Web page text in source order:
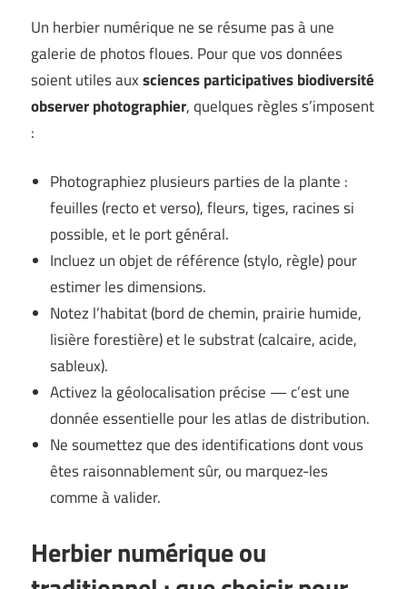
Un herbier numérique ne se résume pas à une
galerie de photos floues. Pour que vos données
soient utiles auxsciences participatives biodiversité
observer photographier, quelques règles s’imposent
:
Photographiez plusieurs parties de la plante :
feuilles (recto et verso), fleurs, tiges, racines si
possible, et le port général.
Incluez un objet de référence (stylo, règle) pour
estimer les dimensions.
Notez l’habitat (bord de chemin, prairie humide,
lisière forestière) et le substrat (calcaire, acide,
sableux).
Activez la géolocalisation précise — c’est une
donnée essentielle pour les atlas de distribution.
Ne soumettez que des identifications dont vous
êtes raisonnablement sûr, ou marquez-les
comme à valider.
Herbier numérique ou